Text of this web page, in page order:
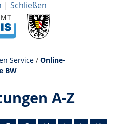
| Schließen
Service /Online-
BW
A-Z